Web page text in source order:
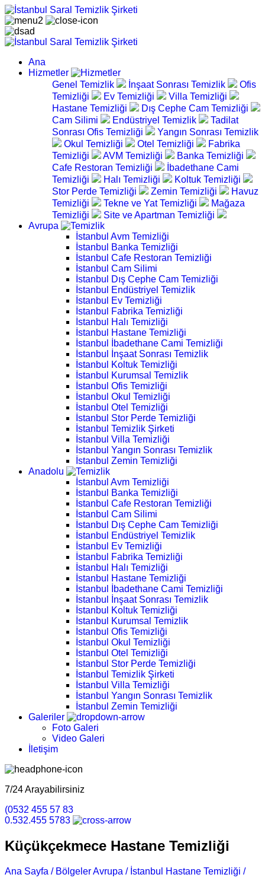
Ana
Hizmetler
Genel Temizlik
İnşaat Sonrası Temizlik
Ofis
Temizliği
Ev Temizliği
Villa Temizliği
Hastane Temizliği
Dış Cephe Cam Temizliği
Cam Silimi
Endüstriyel Temizlik
Tadilat
Sonrası Ofis Temizliği
Yangın Sonrası Temizlik
Okul Temizliği
Otel Temizliği
Fabrika
Temizliği
AVM Temizliği
Banka Temizliği
Cafe Restoran Temizliği
İbadethane Cami
Temizliği
Halı Temizliği
Koltuk Temizliği
Stor Perde Temizliği
Zemin Temizliği
Havuz
Temizliği
Tekne ve Yat Temizliği
Mağaza
Temizliği
Site ve Apartman Temizliği
Avrupa
İstanbul Avm Temizliği
İstanbul Banka Temizliği
İstanbul Cafe Restoran Temizliği
İstanbul Cam Silimi
İstanbul Dış Cephe Cam Temizliği
İstanbul Endüstriyel Temizlik
İstanbul Ev Temizliği
İstanbul Fabrika Temizliği
İstanbul Halı Temizliği
İstanbul Hastane Temizliği
İstanbul İbadethane Cami Temizliği
İstanbul İnşaat Sonrası Temizlik
İstanbul Koltuk Temizliği
İstanbul Kurumsal Temizlik
İstanbul Ofis Temizliği
İstanbul Okul Temizliği
İstanbul Otel Temizliği
İstanbul Stor Perde Temizliği
İstanbul Temizlik Şirketi
İstanbul Villa Temizliği
İstanbul Yangın Sonrası Temizlik
İstanbul Zemin Temizliği
Anadolu
İstanbul Avm Temizliği
İstanbul Banka Temizliği
İstanbul Cafe Restoran Temizliği
İstanbul Cam Silimi
İstanbul Dış Cephe Cam Temizliği
İstanbul Endüstriyel Temizlik
İstanbul Ev Temizliği
İstanbul Fabrika Temizliği
İstanbul Halı Temizliği
İstanbul Hastane Temizliği
İstanbul İbadethane Cami Temizliği
İstanbul İnşaat Sonrası Temizlik
İstanbul Koltuk Temizliği
İstanbul Kurumsal Temizlik
İstanbul Ofis Temizliği
İstanbul Okul Temizliği
İstanbul Otel Temizliği
İstanbul Stor Perde Temizliği
İstanbul Temizlik Şirketi
İstanbul Villa Temizliği
İstanbul Yangın Sonrası Temizlik
İstanbul Zemin Temizliği
Galeriler
Foto Galeri
Video Galeri
İletişim
7/24 Arayabilirsiniz
(0532 455 57 83
0.532.455 5783
Küçükçekmece Hastane Temizliği
Ana Sayfa / Bölgeler Avrupa / İstanbul Hastane Temizliği /